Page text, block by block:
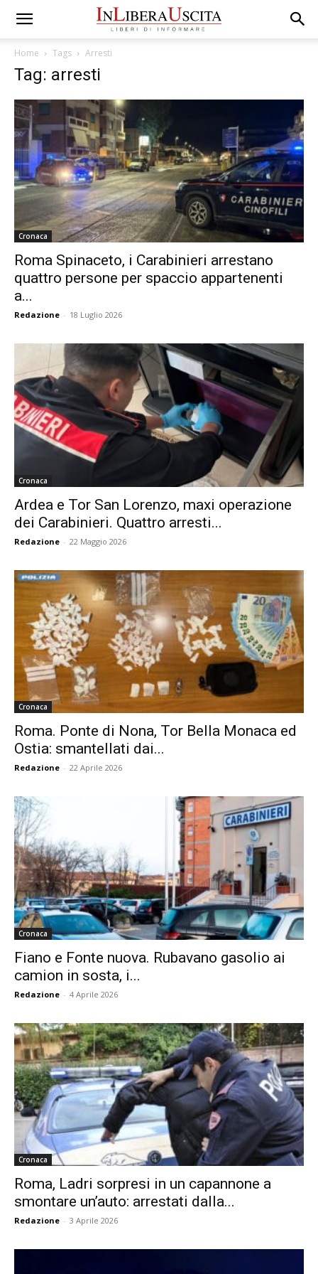
Home Tags Arresti
Tag: arresti
Cronaca
Roma Spinaceto, i Carabinieri arrestano
quattro persone per spaccio appartenenti
a...
Redazione - 18 Luglio 2026
Cronaca
Ardea e Tor San Lorenzo, maxi operazione
dei Carabinieri. Quattro arresti...
Redazione - 22 Maggio 2026
Cronaca
Roma. Ponte di Nona, Tor Bella Monaca ed
Ostia: smantellati dai...
Redazione - 22 Aprile 2026
Cronaca
Fiano e Fonte nuova. Rubavano gasolio ai
camion in sosta, i...
Redazione - 4 Aprile 2026
Cronaca
Roma, Ladri sorpresi in un capannone a
smontare un’auto: arrestati dalla...
Redazione - 3 Aprile 2026